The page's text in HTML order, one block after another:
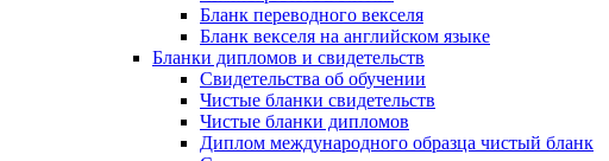
Бланк переводного векселя
Бланк векселя на английском языке
Бланки дипломов и свидетельств
Свидетельства об обучении
Чистые бланки свидетельств
Чистые бланки дипломов
Диплом международного образца чистый бланк